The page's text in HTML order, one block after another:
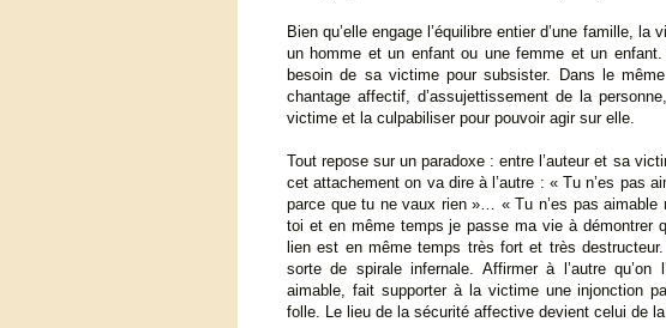
Bien qu’elle engage l’équilibre entier d’une famille,
un homme et un enfant ou une femme et un
besoin de sa victime pour subsister. Dans le
chantage affectif, d’assujettissement de la
victime et la culpabiliser pour pouvoir agir sur elle.
Tout repose sur un paradoxe : entre l’auteur et sa
cet attachement on va dire à l’autre : « Tu n’es pas
parce que tu ne vaux rien »… « Tu n’es pas aimable
toi et en même temps je passe ma vie à démontrer
lien est en même temps très fort et très
sorte de spirale infernale. Affirmer à l’autre qu’on
aimable, fait supporter à la victime une injonction
folle. Le lieu de la sécurité affective devient celui de